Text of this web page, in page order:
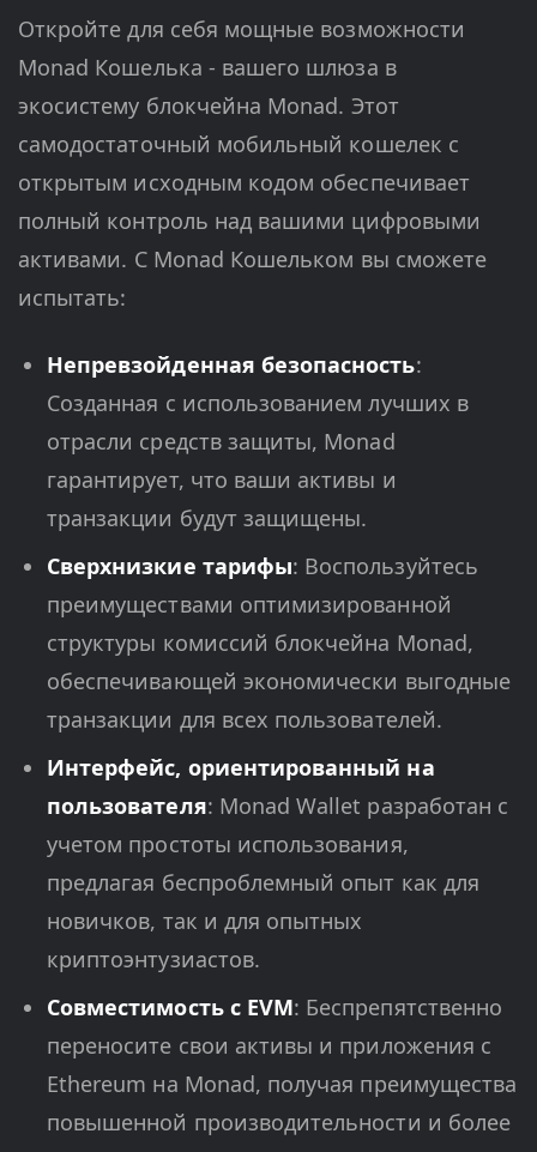
Откройте для себя мощные возможности
Monad Кошелька - вашего шлюза в
экосистему блокчейна Monad. Этот
самодостаточный мобильный кошелек с
открытым исходным кодом обеспечивает
полный контроль над вашими цифровыми
активами. С Monad Кошельком вы сможете
испытать:
Непревзойденная безопасность:
Созданная с использованием лучших в
отрасли средств защиты, Monad
гарантирует, что ваши активы и
транзакции будут защищены.
Сверхнизкие тарифы: Воспользуйтесь
преимуществами оптимизированной
структуры комиссий блокчейна Monad,
обеспечивающей экономически выгодные
транзакции для всех пользователей.
Интерфейс, ориентированный на
пользователя: Monad Wallet разработан с
учетом простоты использования,
предлагая беспроблемный опыт как для
новичков, так и для опытных
криптоэнтузиастов.
Совместимость с EVM: Беспрепятственно
переносите свои активы и приложения с
Ethereum на Monad, получая преимущества
повышенной производительности и более